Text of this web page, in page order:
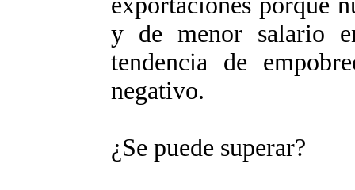
y de menor salario
tendencia de
negativo.
¿Se puede superar?